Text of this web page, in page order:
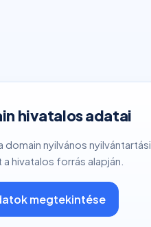
hivatalos adatai
domain nyilvános nyilvántartási
a hivatalos forrás alapján.
megtekintése